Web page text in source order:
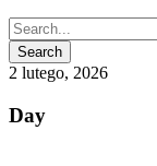
2 lutego, 2026
Day